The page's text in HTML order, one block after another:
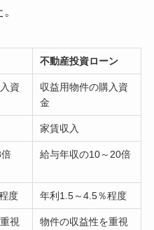
不動産投資ローン
資
収益用物件の購入資
金
家賃収入
給与年収の10～20倍
度 年利1.5～4.5％程度
視 物件の収益性を重視